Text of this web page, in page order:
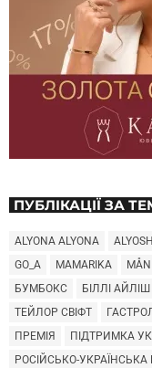
ПУБЛІКАЦІЇ ЗА
ALYONA ALYONA
GO_A
MAMARIKA
БУМБОКС
БІЛЛІ АЙЛІШ
ТЕЙЛОР СВІФТ
ПРЕМІЯ
ПІДТРИМКА
РОСІЙСЬКО-УКРАЇНСЬКА